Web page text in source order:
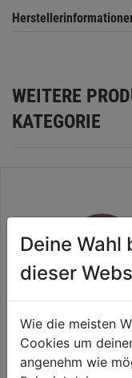
WEITERE
KATEGORIE
Aufrollkurbel
Deine
dieser
Wie die meisten
Cookies um
angenehm wie